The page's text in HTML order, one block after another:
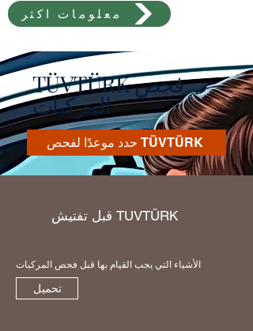
معلومات اكثر
TÜVTÜRK فحص
المركبات
حدد موعدًا لفحص TÜVTÜRK
قبل تفتيش TUVTÜRK
الأشياء التي يجب القيام بها قبل فحص المركبات
تحميل